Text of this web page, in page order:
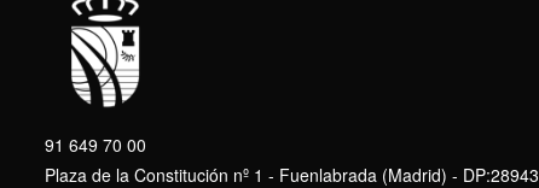
91 649 70 00
Plaza de la Constitución nº 1 - Fuenlabrada (Madrid) - DP:28943